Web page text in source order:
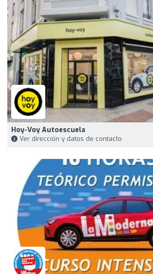
Hoy-Voy Autoescuela
Ver dirección y datos de contacto